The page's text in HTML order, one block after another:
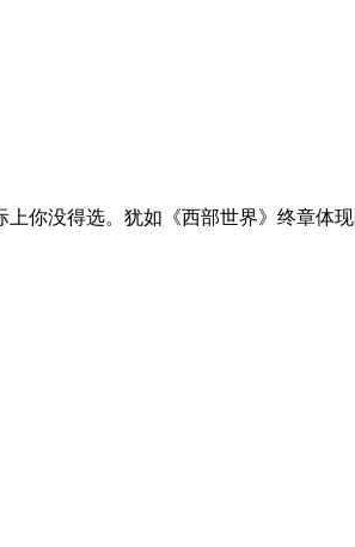
你没得选。犹如《西部世界》终章体